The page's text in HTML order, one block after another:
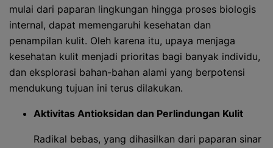
mulai dari paparan lingkungan hingga proses biologis
internal, dapat memengaruhi kesehatan dan
penampilan kulit. Oleh karena itu, upaya menjaga
kesehatan kulit menjadi prioritas bagi banyak individu,
dan eksplorasi bahan-bahan alami yang berpotensi
mendukung tujuan ini terus dilakukan.
Aktivitas Antioksidan dan Perlindungan Kulit
Radikal bebas, yang dihasilkan dari paparan sinar